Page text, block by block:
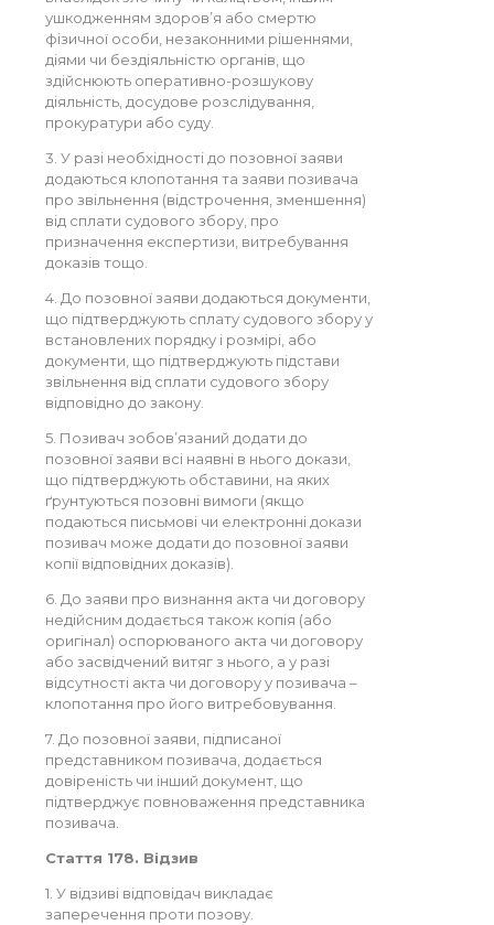
ушкодженням здоров’я або смертю
фізичної особи, незаконними рішеннями,
діями чи бездіяльністю органів, що
здійснюють оперативно-розшукову
діяльність, досудове розслідування,
прокуратури або суду.
3. У разі необхідності до позовної заяви
додаються клопотання та заяви позивача
про звільнення (відстрочення, зменшення)
від сплати судового збору, про
призначення експертизи, витребування
доказів тощо.
4. До позовної заяви додаються документи,
що підтверджують сплату судового збору у
встановлених порядку і розмірі, або
документи, що підтверджують підстави
звільнення від сплати судового збору
відповідно до закону.
5. Позивач зобов’язаний додати до
позовної заяви всі наявні в нього докази,
що підтверджують обставини, на яких
ґрунтуються позовні вимоги (якщо
подаються письмові чи електронні докази
позивач може додати до позовної заяви
копії відповідних доказів).
6. До заяви про визнання акта чи договору
недійсним додається також копія (або
оригінал) оспорюваного акта чи договору
або засвідчений витяг з нього, а у разі
відсутності акта чи договору у позивача –
клопотання про його витребовування.
7. До позовної заяви, підписаної
представником позивача, додається
довіреність чи інший документ, що
підтверджує повноваження представника
позивача.
Стаття 178. Відзив
1. У відзиві відповідач викладає
заперечення проти позову.